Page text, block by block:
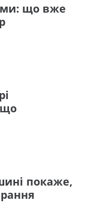
що вже
що
покаже,